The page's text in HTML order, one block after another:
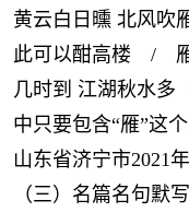
黄云白日曛 北风
此可以酣高楼 /
几时到 江湖秋水多
中只要包含“雁”这
山东省济宁市2021
（三）名篇名句默